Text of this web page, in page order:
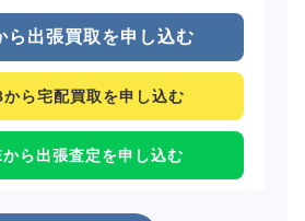
ら出張買取を申し込む
から宅配買取を申し込む
ら出張査定を申し込む